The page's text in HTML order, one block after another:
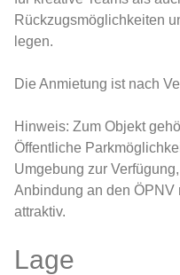
Rückzugsmöglichkeiten
legen.
Die Anmietung ist nach
Hinweis: Zum Objekt
Öffentliche
Umgebung zur
Anbindung an den ÖPNV
attraktiv.
Lage